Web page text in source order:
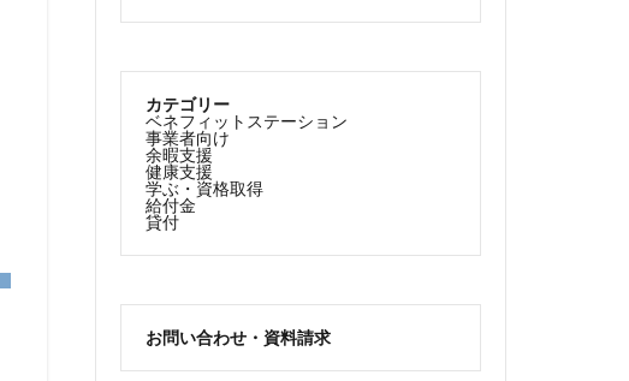
カテゴリー
ベネフィットステーション
事業者向け
余暇支援
健康支援
学ぶ・資格取得
給付金
貸付
お問い合わせ・資料請求